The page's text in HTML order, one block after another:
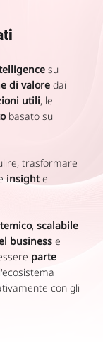
su
di valore dai
utili, le
basato su
trasformare
insighte
, scalabile
business e
parte
con gli